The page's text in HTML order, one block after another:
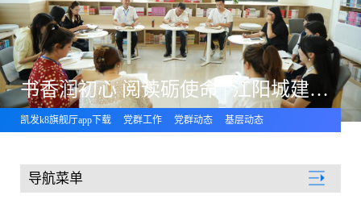
书香润初心 阅读砺使命 | 江阳城建职业学院院办党支部举办读书分享会主题党日活动
凯发k8旗舰厅app下载 党群工作 党群动态 基层动态
导航菜单